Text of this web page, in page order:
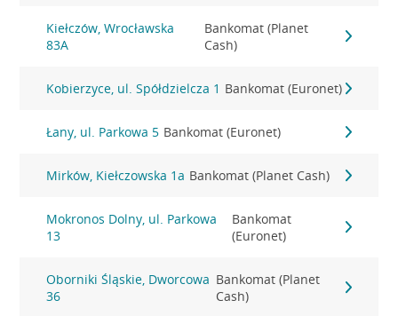
Kiełczów, Wrocławska
83A
Bankomat (Planet
Cash)
Kobierzyce, ul. Spółdzielcza 1 Bankomat (Euronet)
Łany, ul. Parkowa 5 Bankomat (Euronet)
Mirków, Kiełczowska 1a Bankomat (Planet Cash)
Mokronos Dolny, ul. Parkowa
13
Bankomat
(Euronet)
Oborniki Śląskie, Dworcowa
36
Bankomat (Planet
Cash)